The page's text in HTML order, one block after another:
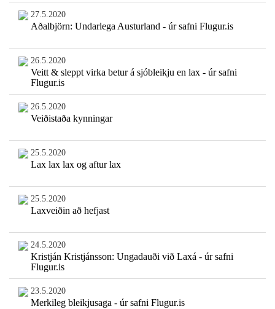
27.5.2020
Aðalbjörn: Undarlega Austurland - úr safni Flugur.is
26.5.2020
Veitt & sleppt virka betur á sjóbleikju en lax - úr safni
Flugur.is
26.5.2020
Veiðistaða kynningar
25.5.2020
Lax lax lax og aftur lax
25.5.2020
Laxveiðin að hefjast
24.5.2020
Kristján Kristjánsson: Ungadauði við Laxá - úr safni
Flugur.is
23.5.2020
Merkileg bleikjusaga - úr safni Flugur.is